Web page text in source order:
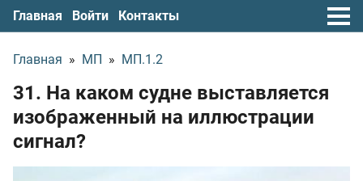
Главная Войти Контакты
Главная » МП » МП.1.2
31. На каком судне выставляется
изображенный на иллюстрации
сигнал?